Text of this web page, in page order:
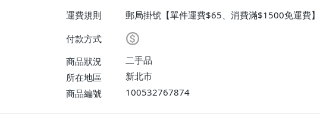
運費規則
郵局掛號【單件運費$65、消費滿$1500免運費】
付款方式
商品狀況
二手品
所在地區
新北市
商品編號
100532767874